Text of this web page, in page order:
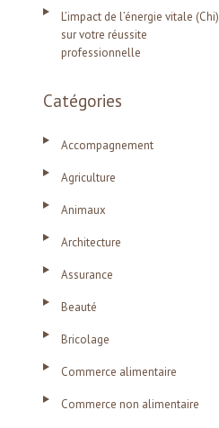
L’impact de l’énergie vitale (Chi)
sur votre réussite
professionnelle
Catégories
Accompagnement
Agriculture
Animaux
Architecture
Assurance
Beauté
Bricolage
Commerce alimentaire
Commerce non alimentaire